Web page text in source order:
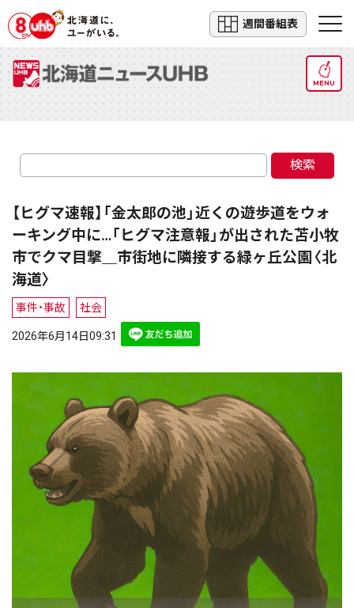
週間番組表
MENU
検索
【ヒグマ速報】「金太郎の池」近くの遊歩道をウォ
ーキング中に…「ヒグマ注意報」が出された苫小牧
市でクマ目撃＿市街地に隣接する緑ヶ丘公園〈北
海道〉
事件・事故 社会
2026年6月14日09:31